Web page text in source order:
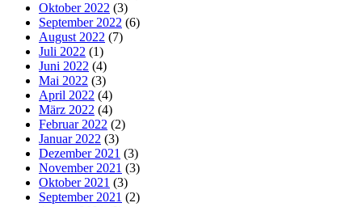
Oktober 2022 (3)
September 2022 (6)
August 2022 (7)
Juli 2022 (1)
Juni 2022 (4)
Mai 2022 (3)
April 2022 (4)
März 2022 (4)
Februar 2022 (2)
Januar 2022 (3)
Dezember 2021 (3)
November 2021 (3)
Oktober 2021 (3)
September 2021 (2)